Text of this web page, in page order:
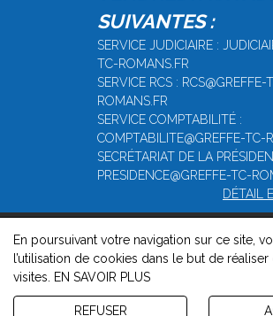
SUIVANTES :
SERVICE JUDICIAIRE :
TC-ROMANS.FR
SERVICE RCS : RCS@GREFFE-
ROMANS.FR
SERVICE COMPTABILITÉ :
COMPTABILITE@GREFFE-TC-
SECRÉTARIAT DE LA
PRESIDENCE@GREFFE-TC-
DÉTAIL
© 2026, Greffe du Tribunal de
Mentions légales-Contact -Gestion des
confidentialité et de cookies
Version : 1.8.1
En poursuivant votre navigation sur ce site,
l’utilisation de cookies dans le but de
visites.
EN SAVOIR PLUS
REFUSER